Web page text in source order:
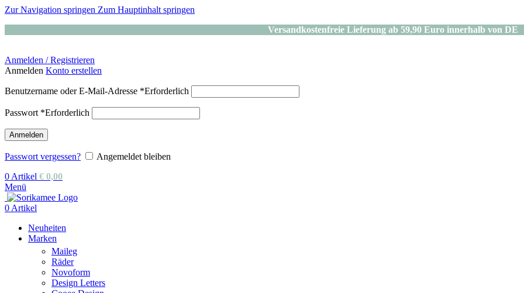
Zur Navigation springen Zum Hauptinhalt springen
Versandkostenfreie Lieferung ab 59,90 Euro innerhalb von DE
Anmelden / Registrieren
Anmelden Konto erstellen
Benutzername oder E-Mail-Adresse *Erforderlich
Passwort *Erforderlich
Anmelden
Passwort vergessen?
Angemeldet bleiben
0 Artikel € 0,00
Menü
0 Artikel
Neuheiten
Marken
Maileg
Räder
Novoform
Design Letters